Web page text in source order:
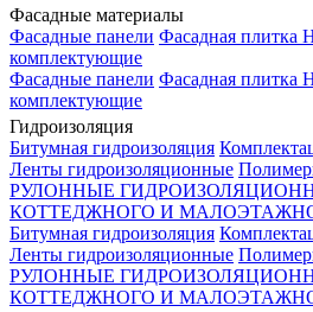
Фасадные материалы
Фасадные панели Фасадная плитка
комплектующие
Фасадные панели Фасадная плитка
комплектующие
Гидроизоляция
Битумная гидроизоляция
Ленты гидроизоляционные
РУЛОННЫЕ
КОТТЕДЖНОГО И
Битумная гидроизоляция
Ленты гидроизоляционные
РУЛОННЫЕ
КОТТЕДЖНОГО И